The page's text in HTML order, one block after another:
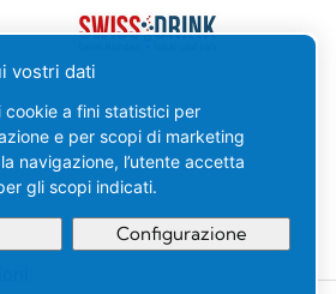
vostri dati
cookie a fini statistici per
e per scopi di marketing
navigazione, l’utente accetta
gli scopi indicati.
Configurazione